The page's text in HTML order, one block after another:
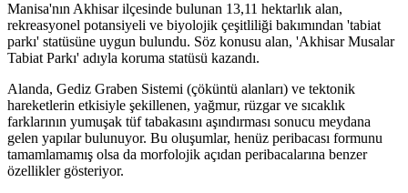
Manisa'nın Akhisar ilçesinde bulunan 13,11 hektarlık alan,
rekreasyonel potansiyeli ve biyolojik çeşitliliği bakımından 'tabiat
parkı' statüsüne uygun bulundu. Söz konusu alan, 'Akhisar Musalar
Tabiat Parkı' adıyla koruma statüsü kazandı.
Alanda, Gediz Graben Sistemi (çöküntü alanları) ve tektonik
hareketlerin etkisiyle şekillenen, yağmur, rüzgar ve sıcaklık
farklarının yumuşak tüf tabakasını aşındırması sonucu meydana
gelen yapılar bulunuyor. Bu oluşumlar, henüz peribacası formunu
tamamlamamış olsa da morfolojik açıdan peribacalarına benzer
özellikler gösteriyor.